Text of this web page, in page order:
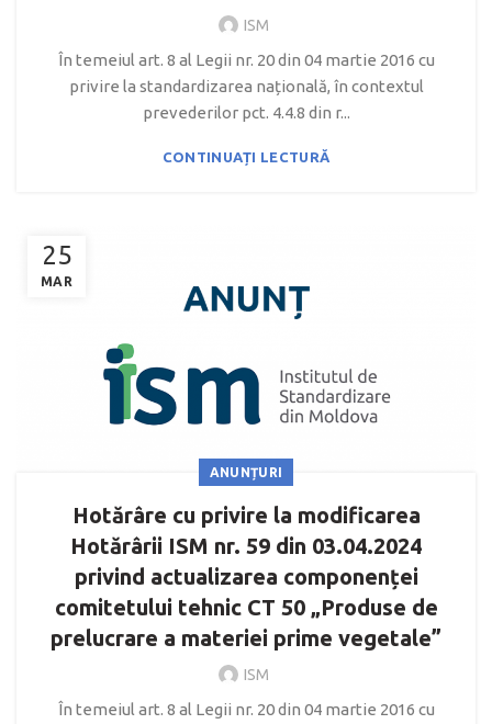
ISM
În temeiul art. 8 al Legii nr. 20 din 04 martie 2016 cu
privire la standardizarea națională, în contextul
prevederilor pct. 4.4.8 din r...
CONTINUAȚI LECTURĂ
25
MAR
ANUNȚURI
Hotărâre cu privire la modificarea
Hotărârii ISM nr. 59 din 03.04.2024
privind actualizarea componenței
comitetului tehnic CT 50 „Produse de
prelucrare a materiei prime vegetale”
ISM
În temeiul art. 8 al Legii nr. 20 din 04 martie 2016 cu